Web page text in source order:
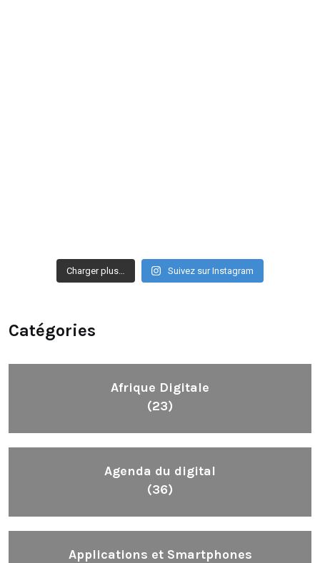
Charger plus… Suivez sur Instagram
Catégories
Afrique Digitale
(23)
Agenda du digital
(36)
Applications et Smartphones